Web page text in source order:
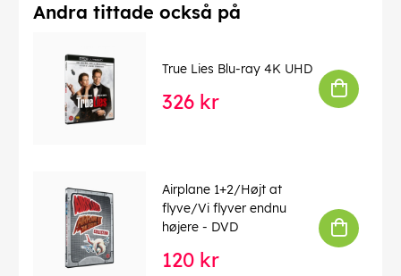
Andra tittade också på
True Lies Blu-ray 4K UHD
326 kr
Airplane 1+2/Højt at
flyve/Vi flyver endnu
højere - DVD
120 kr